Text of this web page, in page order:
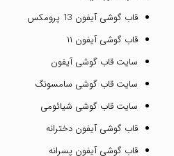
قاب گوشی آیفون 13 پرومکس
قاب گوشی آیفون ۱۱
سایت قاب گوشی آیفون
سایت قاب گوشی سامسونگ
سایت قاب گوشی شیائومی
قاب گوشی آیفون دخترانه
قاب گوشی آیفون پسرانه